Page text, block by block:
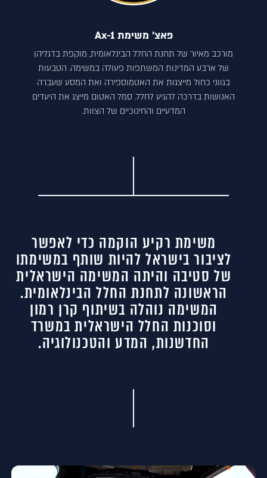
פאצ׳ משימת Ax-1
מורכב מאיור של תחנת החלל הבינלאומית, מוקפת בדגליהן
של ארבע המדינות המשתפות פעולה במשימה. הטבעות
בגווני כחול מייצגות את האטמוספירה ואת המסע שעברה
האנושות בדרכה להגיע לחלל. סמל האטום מייצג את היעדים
המדעיים והחינוכיים של הצוות.
משימת רקיע הוקמה כדי לאפשר
לציבור בישראל להיות שותף במשימתו
של סטיבה והיתה המשימה הישראלית
הראשונה לתחנת החלל הבינלאומית.
המשימה נוהלה בשיתוף קרן רמון
וסוכנות החלל הישראלית במשרד
החדשנות, המדע והטכנולוגיה.